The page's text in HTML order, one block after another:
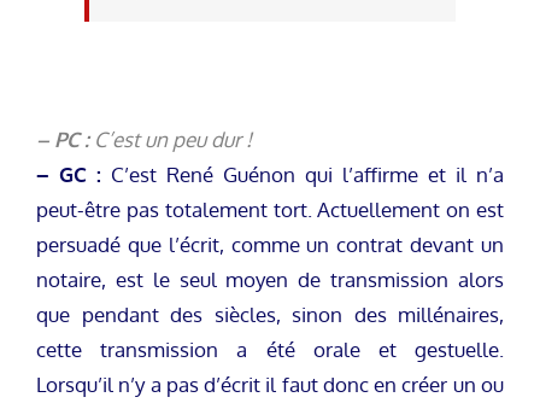
– PC : C’est un peu dur !
– GC : C’est René Guénon qui l’affirme et il n’a
peut-être pas totalement tort. Actuellement on est
persuadé que l’écrit, comme un contrat devant un
notaire, est le seul moyen de transmission alors
que pendant des siècles, sinon des millénaires,
cette transmission a été orale et gestuelle.
Lorsqu’il n’y a pas d’écrit il faut donc en créer un ou